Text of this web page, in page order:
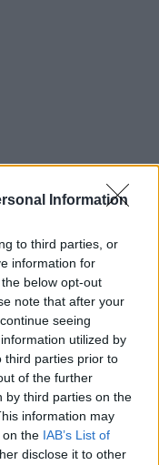
Information
to third parties, or
information for
below opt-out
note that after your
seeing
utilized by
third parties prior to
of the further
by third parties on the
information may
on the IAB’s List of
disclose it to other